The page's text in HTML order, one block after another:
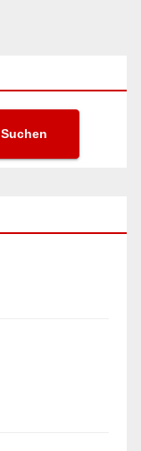
Suchen